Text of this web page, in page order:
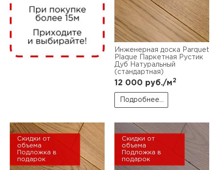
Инженерная доска Parquet
Plaque Паркетная Рустик
Дуб Натуральный
(стандартная)
12 000 руб./м2
Подробнее...
Скидки от
объема
Подложка в
подарок
Скидки от
объема
Подложка в
подарок